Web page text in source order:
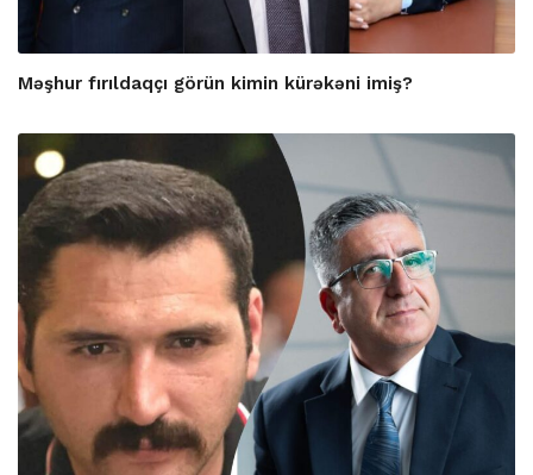
Məşhur fırıldaqçı görün kimin kürəkəni imiş?